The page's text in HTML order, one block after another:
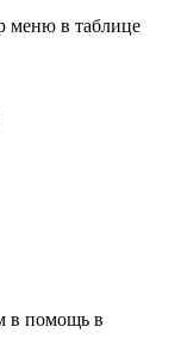
меню в таблице
в помощь в